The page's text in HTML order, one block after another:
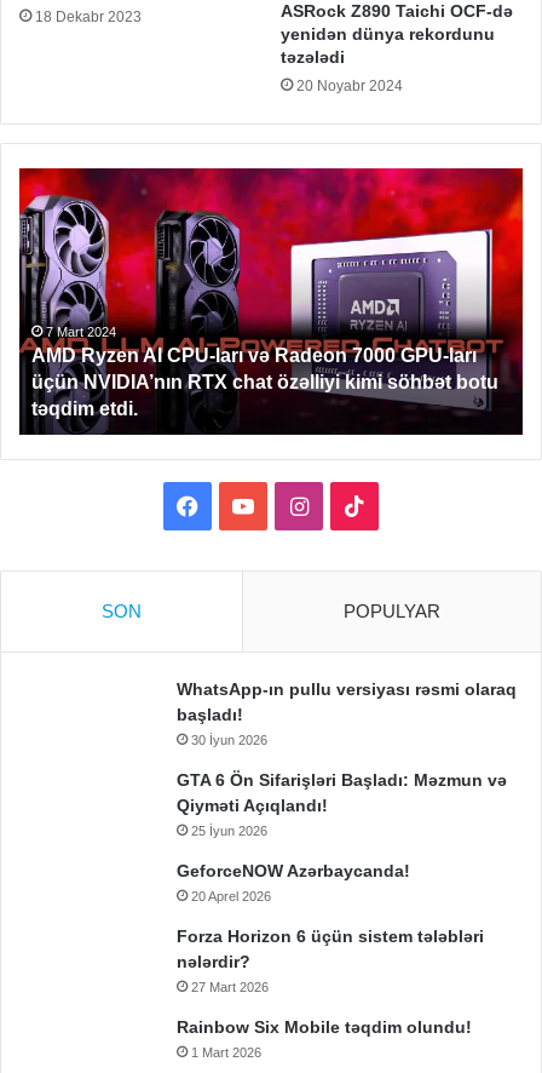
18 Dekabr 2023
ASRock Z890 Taichi OCF-də
yenidən dünya rekordunu
təzələdi
20 Noyabr 2024
AMD
Ryzen
AI
CPU-
ları
və
Radeon
7000
GPU-
ları
üçün
NVIDIA’nın
7 Mart 2024
AMD Ryzen AI CPU-ları və Radeon 7000 GPU-ları
üçün NVIDIA’nın RTX chat özəlliyi kimi söhbət botu
təqdim etdi.
Facebook
YouTubeInstagram
SON POPULYAR
WhatsApp-ın pullu versiyası rəsmi olaraq
başladı!
30 İyun 2026
GTA 6 Ön Sifarişləri Başladı: Məzmun və
Qiyməti Açıqlandı!
25 İyun 2026
GeforceNOW Azərbaycanda!
20 Aprel 2026
Forza Horizon 6 üçün sistem tələbləri
nələrdir?
27 Mart 2026
Rainbow Six Mobile təqdim olundu!
1 Mart 2026